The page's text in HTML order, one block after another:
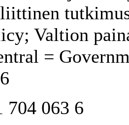
Valtion
=
704 063 6